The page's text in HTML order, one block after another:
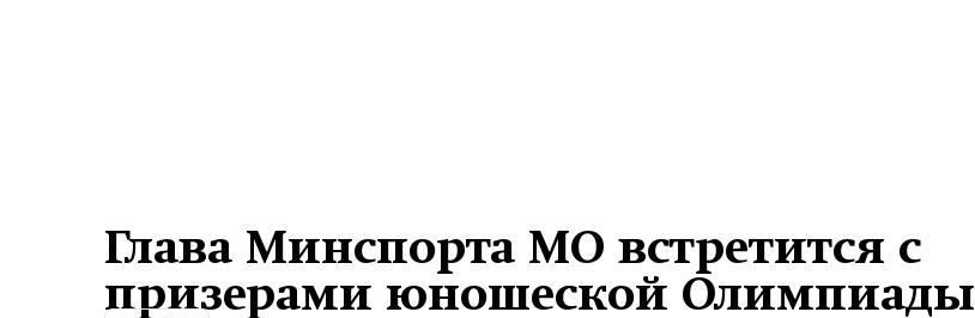
Глава Минспорта МО встретится с
призерами юношеской Олимпиады